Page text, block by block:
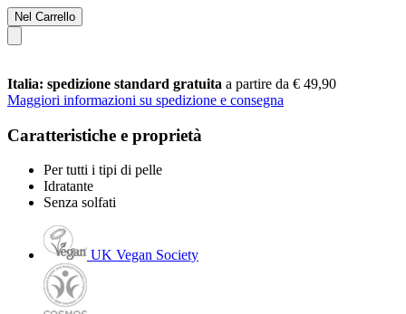
Nel Carrello
Italia: spedizione standard gratuita a partire da € 49,90
Maggiori informazioni su spedizione e consegna
Caratteristiche e proprietà
Per tutti i tipi di pelle
Idratante
Senza solfati
UK Vegan Society